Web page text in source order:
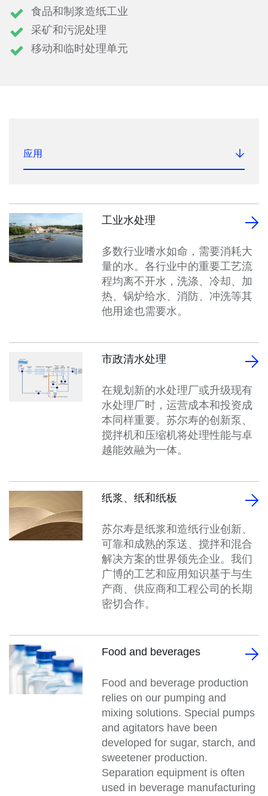
食品和制浆造纸工业
采矿和污泥处理
移动和临时处理单元
应用
工业水处理
多数行业嗜水如命，需要消耗大
量的水。各行业中的重要工艺流
程均离不开水，洗涤、冷却、加
热、锅炉给水、消防、冲洗等其
他用途也需要水。
市政清水处理
在规划新的水处理厂或升级现有
水处理厂时，运营成本和投资成
本同样重要。苏尔寿的创新泵、
搅拌机和压缩机将处理性能与卓
越能效融为一体。
纸浆、纸和纸板
苏尔寿是纸浆和造纸行业创新、
可靠和成熟的泵送、搅拌和混合
解决方案的世界领先企业。我们
广博的工艺和应用知识基于与生
产商、供应商和工程公司的长期
密切合作。
Food and beverages
Food and beverage production
relies on our pumping and
mixing solutions. Special pumps
and agitators have been
developed for sugar, starch, and
sweetener production.
Separation equipment is often
used in beverage manufacturing